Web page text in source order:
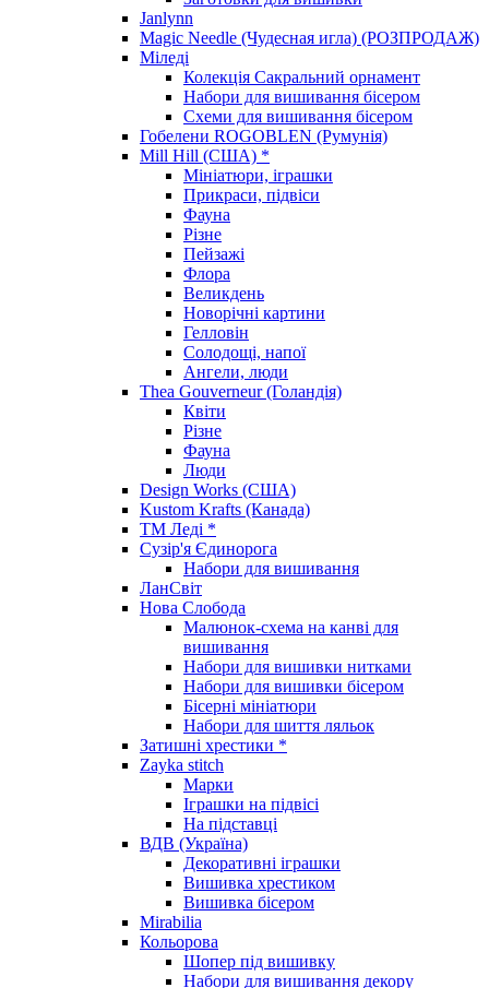
Janlynn
Magic Needle (Чудесная игла) (РОЗПРОДАЖ)
Міледі
Колекція Сакральний орнамент
Набори для вишивання бісером
Схеми для вишивання бісером
Гобелени ROGOBLEN (Румунія)
Mill Hill (США) *
Мініатюри, іграшки
Прикраси, підвіси
Фауна
Різне
Пейзажі
Флора
Великдень
Новорічні картини
Гелловін
Солодощі, напої
Ангели, люди
Thea Gouverneur (Голандія)
Квіти
Різне
Фауна
Люди
Design Works (США)
Kustom Krafts (Канада)
ТМ Леді *
Сузір'я Єдинорога
Набори для вишивання
ЛанСвіт
Нова Слобода
Малюнок-схема на канві для
вишивання
Набори для вишивки нитками
Набори для вишивки бісером
Бісерні мініатюри
Набори для шиття ляльок
Затишні хрестики *
Zayka stitch
Марки
Іграшки на підвісі
На підставці
ВДВ (Україна)
Декоративні іграшки
Вишивка хрестиком
Вишивка бісером
Mirabilia
Кольорова
Шопер під вишивку
Набори для вишивання декору